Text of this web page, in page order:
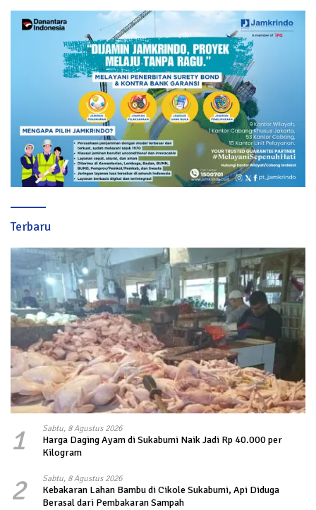
Terbaru
1 Sabtu, 8 Agustus 2026
Harga Daging Ayam di Sukabumi Naik Jadi Rp 40.000 per
Kilogram
2 Sabtu, 8 Agustus 2026
Kebakaran Lahan Bambu di Cikole Sukabumi, Api Diduga
Berasal dari Pembakaran Sampah